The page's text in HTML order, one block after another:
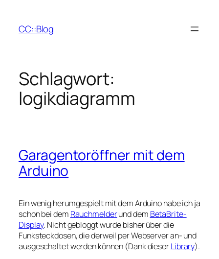
springen
CC::Blog
Schlagwort:
logikdiagramm
Garagentoröffner mit dem
Arduino
Ein wenig herumgespielt mit dem Arduino habe ich ja
schon bei dem Rauchmelderund dem BetaBrite-
Display. Nicht gebloggt wurde bisher über die
Funksteckdosen, die derweil per Webserver an- und
ausgeschaltet werden können (Dank dieserLibrary).